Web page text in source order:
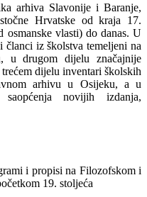
arhiva Slavonije i Baranje,
Hrvatske od kraja 17.
osmanske vlasti) do danas. U
iz školstva temeljeni na
u drugom dijelu značajnije
dijelu inventari školskih
arhivu u Osijeku, a u
novijih izdanja,
i propisi na Filozofskom i
19. stoljeća